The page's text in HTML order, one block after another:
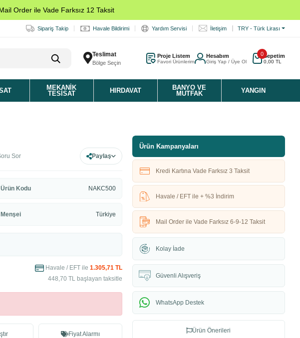
Order ile Vade Farksız 12 Taksit
Sipariş Takip Havale Bildirimi Yardım Servisi İletişim TRY - Türk Lirası
Teslimat
Bölge Seçin
Proje Listem
Favori Ürünlerim
Hesabım
Giriş Yap / Üye Ol
0Sepetim
0,00 TL
MEKANIK
TESISAT
HIRDAVAT
BANYO VE
MUTFAK
YANGIN
Sor Paylaş
Ürün Kodu NAKC500
Menşei Türkiye
Havale / EFT ile 1.305,71 TL
448,70 TL başlayan taksitle
Fiyat Alarmı
Ürün Kampanyaları
Kredi Kartına Vade Farksız 3 Taksit
Havale / EFT ile + %3 İndirim
Mail Order ile Vade Farksız 6-9-12 Taksit
Kolay İade
Güvenli Alışveriş
WhatsApp Destek
Ürün Önerileri